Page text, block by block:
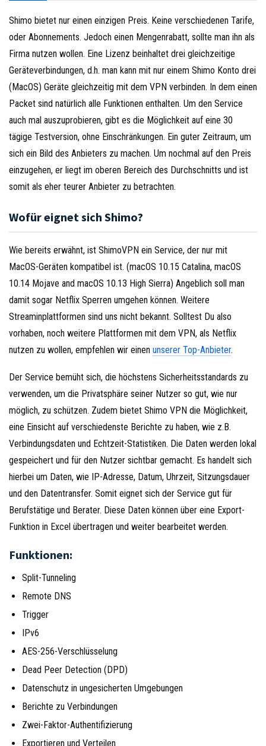
Shimo bietet nur einen einzigen Preis. Keine verschiedenen Tarife,
oder Abonnements. Jedoch einen Mengenrabatt, sollte man ihn als
Firma nutzen wollen. Eine Lizenz beinhaltet drei gleichzeitige
Geräteverbindungen, d.h. man kann mit nur einem Shimo Konto drei
(MacOS) Geräte gleichzeitig mit dem VPN verbinden. In dem einen
Packet sind natürlich alle Funktionen enthalten. Um den Service
auch mal auszuprobieren, gibt es die Möglichkeit auf eine 30
tägige Testversion, ohne Einschränkungen. Ein guter Zeitraum, um
sich ein Bild des Anbieters zu machen. Um nochmal auf den Preis
einzugehen, er liegt im oberen Bereich des Durchschnitts und ist
somit als eher teurer Anbieter zu betrachten.
Wofür eignet sich Shimo?
Wie bereits erwähnt, ist ShimoVPN ein Service, der nur mit
MacOS-Geräten kompatibel ist. (macOS 10.15 Catalina, macOS
10.14 Mojave and macOS 10.13 High Sierra) Angeblich soll man
damit sogar Netflix Sperren umgehen können. Weitere
Streaminplattformen sind uns nicht bekannt. Solltest Du also
vorhaben, noch weitere Plattformen mit dem VPN, als Netflix
nutzen zu wollen, empfehlen wir einen unserer Top-Anbieter.
Der Service bemüht sich, die höchstens Sicherheitsstandards zu
verwenden, um die Privatsphäre seiner Nutzer so gut, wie nur
möglich, zu schützen. Zudem bietet Shimo VPN die Möglichkeit,
eine Einsicht auf verschiedenste Berichte zu haben, wie z.B.
Verbindungsdaten und Echtzeit-Statistiken. Die Daten werden lokal
gespeichert und für den Nutzer sichtbar gemacht. Es handelt sich
hierbei um Daten, wie IP-Adresse, Datum, Uhrzeit, Sitzungsdauer
und den Datentransfer. Somit eignet sich der Service gut für
Berufstätige und Berater. Diese Daten können über eine Export-
Funktion in Excel übertragen und weiter bearbeitet werden.
Funktionen:
Split-Tunneling
Remote DNS
Trigger
IPv6
AES-256-Verschlüsselung
Dead Peer Detection (DPD)
Datenschutz in ungesicherten Umgebungen
Berichte zu Verbindungen
Zwei-Faktor-Authentifizierung
Exportieren und Verteilen